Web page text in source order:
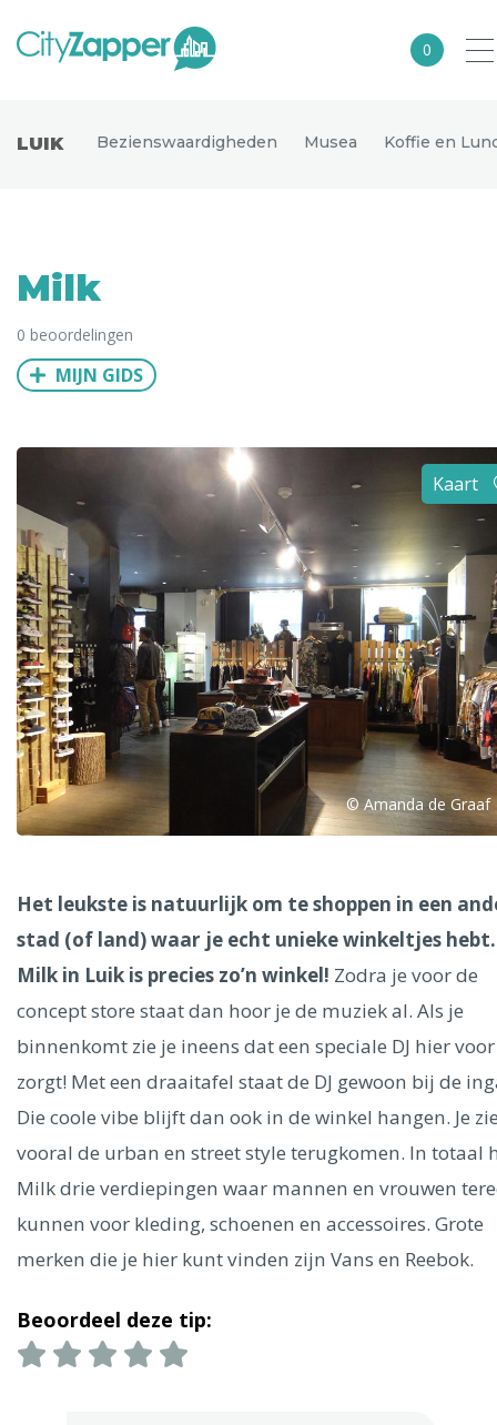
0
Europa
Noord-Amerika
Azië
Uitgelichte bestemmingen
Alle steden
Phoenix
Dresden
Ålesund
Singapore
Venetië
Florence
Dublin
Hong Kong München Wenen Budapest
Madrid
Vancouver
Alles bekijken
LUIK Bezienswaardigheden Musea Koffie en
Milk
0 beoordelingen
MIJN GIDS
Kaart
© Amanda de Graaf
Het leukste is natuurlijk om te shoppen in een
stad (of land) waar je echt unieke winkeltjes hebt.
Milk in Luik is precies zo’n winkel! Zodra je voor de
concept store staat dan hoor je de muziek al. Als je
binnenkomt zie je ineens dat een speciale DJ hier voor
zorgt! Met een draaitafel staat de DJ gewoon bij de
Die coole vibe blijft dan ook in de winkel hangen. Je
vooral de urban en street style terugkomen. In totaal
Milk drie verdiepingen waar mannen en vrouwen
kunnen voor kleding, schoenen en accessoires. Grote
merken die je hier kunt vinden zijn Vans en Reebok.
Beoordeel deze tip: